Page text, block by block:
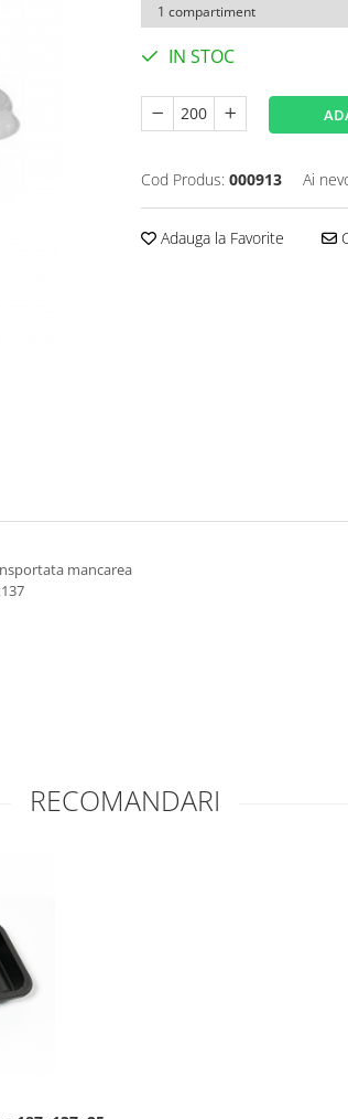
IN STOC
Cod Produs: 000913 Ai
Adauga la Favorite
mancarea
RECOMANDARI